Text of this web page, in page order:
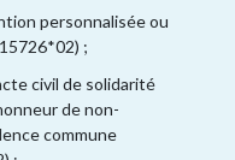
personnalisée ou
;
civil de solidarité
de non-
commune